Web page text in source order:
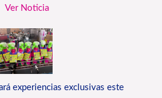
Ver Noticia
experiencias exclusivas este